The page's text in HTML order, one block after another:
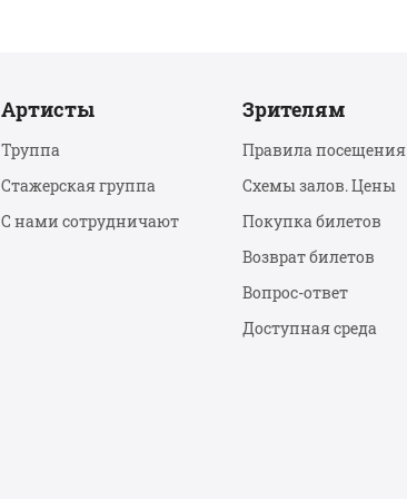
Артисты
Труппа
Стажерская группа
С нами сотрудничают
Зрителям
Правила посещения
Схемы залов. Цены
Покупка билетов
Возврат билетов
Вопрос-ответ
Доступная среда